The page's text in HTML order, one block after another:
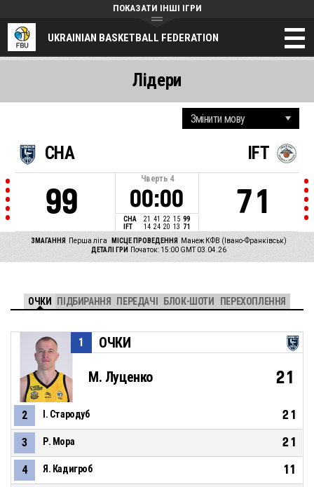
UKRAINIAN BASKETBALL FEDERATION
ПОКАЗАТИ ІНШІ ІГРИ
CHA
99
Чверть 4
00:00
CHA 21 41 22 15 99
IFT
14 24 20 13 71
IFT
71
ЗМАГАННЯ Перша ліга МІСЦЕ ПРОВЕДЕННЯ
Манеж КФВ (Івано-Франківськ)
ДЕТАЛІ ГРИ
Початок: 15:00 GMT 03.04.26
Лідери
ОЧКИ ПІДБИРАННЯ ПЕРЕДАЧІ БЛОК-ШОТИ ПЕРЕХОПЛЕННЯ
ОЧКИ
1
М. Луценко 21
2 І. Стародуб 21
3 Р. Мора 21
4 Я. Кадигроб 11